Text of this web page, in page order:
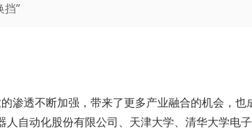
挡”
透不断加强，带来了更多产业融合的机会，也
自动化股份有限公司、天津大学、清华大学电